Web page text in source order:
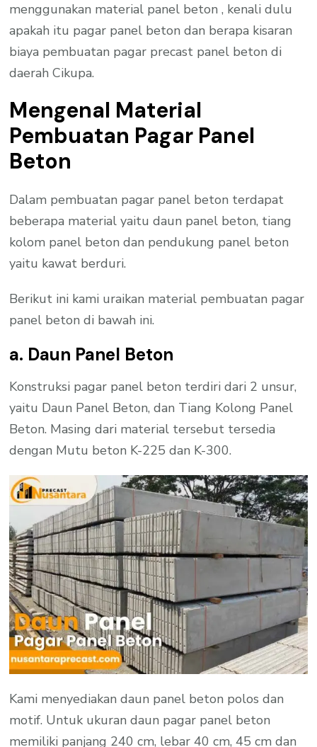
menggunakan material panel beton , kenali dulu
apakah itu pagar panel beton dan berapa kisaran
biaya pembuatan pagar precast panel beton di
daerah Cikupa.
Mengenal Material
Pembuatan Pagar Panel
Beton
Dalam pembuatan pagar panel beton terdapat
beberapa material yaitu daun panel beton, tiang
kolom panel beton dan pendukung panel beton
yaitu kawat berduri.
Berikut ini kami uraikan material pembuatan pagar
panel beton di bawah ini.
a. Daun Panel Beton
Konstruksi pagar panel beton terdiri dari 2 unsur,
yaitu Daun Panel Beton, dan Tiang Kolong Panel
Beton. Masing dari material tersebut tersedia
dengan Mutu beton K-225 dan K-300.
Kami menyediakan daun panel beton polos dan
motif. Untuk ukuran daun pagar panel beton
memiliki panjang 240 cm, lebar 40 cm, 45 cm dan